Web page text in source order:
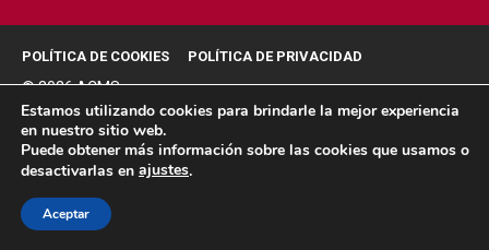
POLÍTICA DE COOKIES POLÍTICA DE PRIVACIDAD
© 2026 ACMS.
Estamos utilizando cookies para brindarle la mejor experiencia
en nuestro sitio web.
Puede obtener más información sobre las cookies que usamos o
desactivarlas en ajustes.
Aceptar